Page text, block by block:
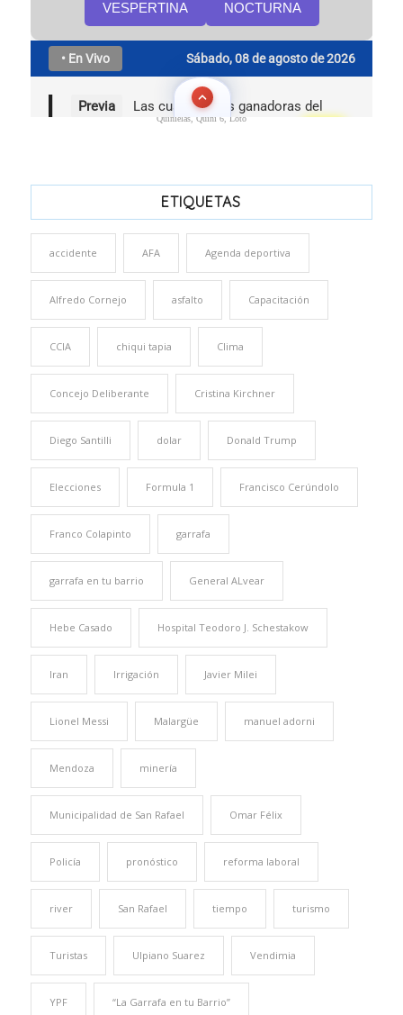
Quinielas, Quini 6, Loto
ETIQUETAS
accidente AFA Agenda deportiva
Alfredo Cornejo asfalto Capacitación
CCIA chiqui tapia Clima
Concejo Deliberante Cristina Kirchner
Diego Santilli dolar Donald Trump
Elecciones Formula 1 Francisco Cerúndolo
Franco Colapinto garrafa
garrafa en tu barrio General ALvear
Hebe Casado Hospital Teodoro J. Schestakow
Iran Irrigación Javier Milei
Lionel Messi Malargüe manuel adorni
Mendoza minería
Municipalidad de San Rafael Omar Félix
Policía pronóstico reforma laboral
river San Rafael tiempo turismo
Turistas Ulpiano Suarez Vendimia
YPF “La Garrafa en tu Barrio”